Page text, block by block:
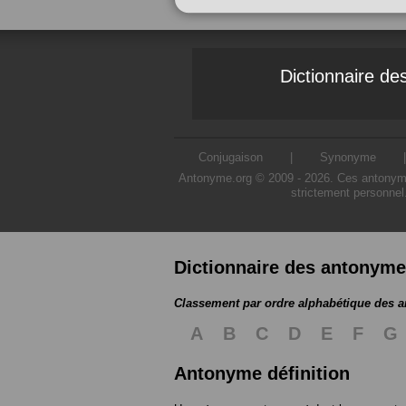
Dictionnaire
Conjugaison Synonyme
Antonyme.org © 2009 - 2026. Ces
strictement
Dictionnaire des
Classement par ordre alphabétique des
A B C D E F
G
Antonyme définition